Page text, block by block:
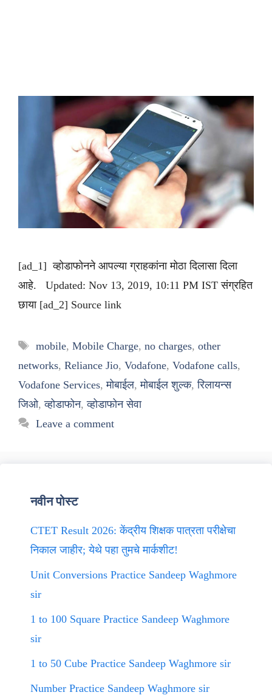
[ad_1] व्होडाफोनने आपल्या ग्राहकांना मोठा दिलासा दिला
आहे. Updated: Nov 13, 2019, 10:11 PM IST संग्रहित
छाया [ad_2] Source link
Tags
mobile, Mobile Charge, no charges, other
networks, Reliance Jio, Vodafone, Vodafone calls,
Vodafone Services,मोबाईल,मोबाईल शुल्क,रिलायन्स
जिओ,व्होडाफोन,व्होडाफोन सेवा
Leave a comment
नवीन पोस्ट
CTET Result 2026: केंद्रीय शिक्षक पात्रता परीक्षेचा
निकाल जाहीर; येथे पहा तुमचे मार्कशीट!
Unit Conversions Practice Sandeep Waghmore
sir
1 to 100 Square Practice Sandeep Waghmore
sir
1 to 50 Cube Practice Sandeep Waghmore sir
Number Practice Sandeep Waghmore sir